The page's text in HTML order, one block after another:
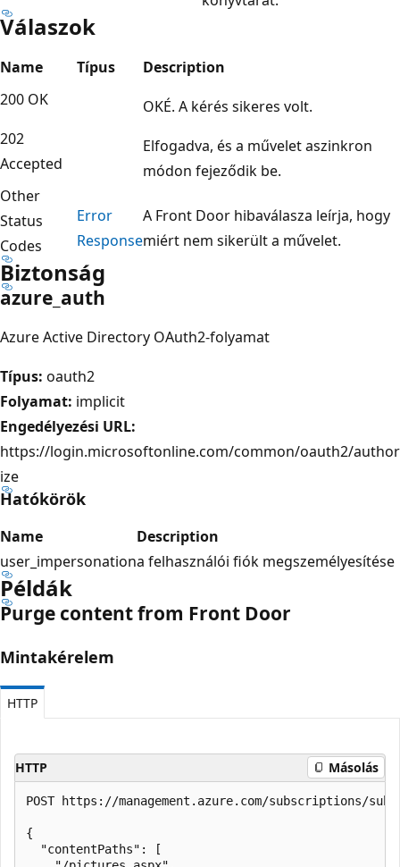
Válaszok
Name Típus
Description
200 OK
OKÉ. A kérés sikeres volt.
202
Accepted
Elfogadva, és a művelet aszinkron
módon fejeződik be.
Other
Status
Codes
Error
Response
A Front Door hibaválasza leírja, hogy
miért nem sikerült a művelet.
Biztonság
azure_auth
Azure Active Directory OAuth2-folyamat
Típus: oauth2
Folyamat: implicit
Engedélyezési URL:
https://login.microsoftonline.com/common/oauth2/author
ize
Hatókörök
Name
Description
user_impersonationa felhasználói fiók megszemélyesítése
Példák
Purge content from Front Door
Mintakérelem
HTTP
HTTP Másolás
POST https://management.azure.com/subscriptions/
{
  "contentPaths": [